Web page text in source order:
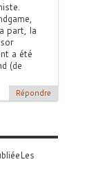
part, la
a été
(de
Répondre